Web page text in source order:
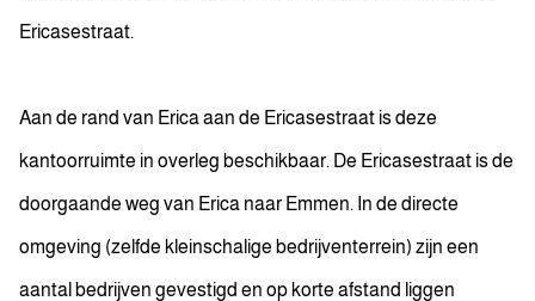
Ericasestraat.
Aan de rand van Erica aan de Ericasestraat is deze
kantoorruimte in overleg beschikbaar. De Ericasestraat is de
doorgaande weg van Erica naar Emmen. In de directe
omgeving (zelfde kleinschalige bedrijventerrein) zijn een
aantal bedrijven gevestigd en op korte afstand liggen